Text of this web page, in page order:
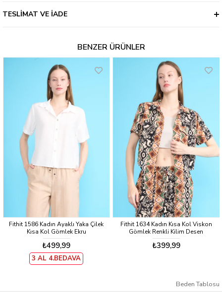
TESLIMAT VE İADE
BENZER ÜRÜNLER
Fithit 1586 Kadın Ayaklı Yaka Çilek
Kısa Kol Gömlek Ekru
₺499,99
3 AL 4.BEDAVA
Fithit 1634 Kadın Kısa Kol Viskon
Gömlek Renkli Kilim Desen
₺399,99
Beden Tablosu